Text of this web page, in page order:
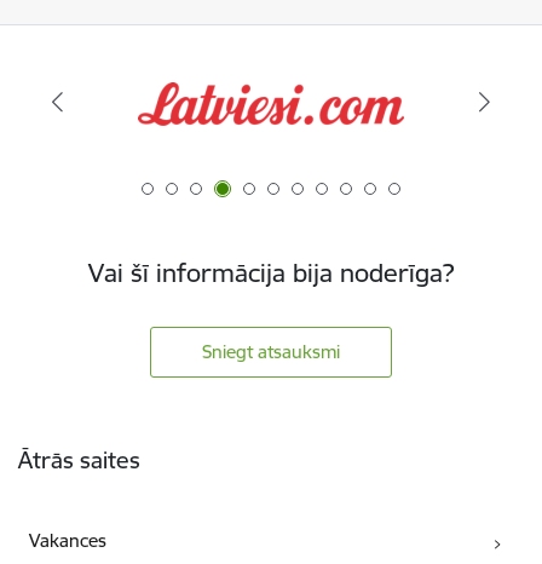
Vai šī informācija bija noderīga?
Sniegt atsauksmi
Ātrās saites
Vakances